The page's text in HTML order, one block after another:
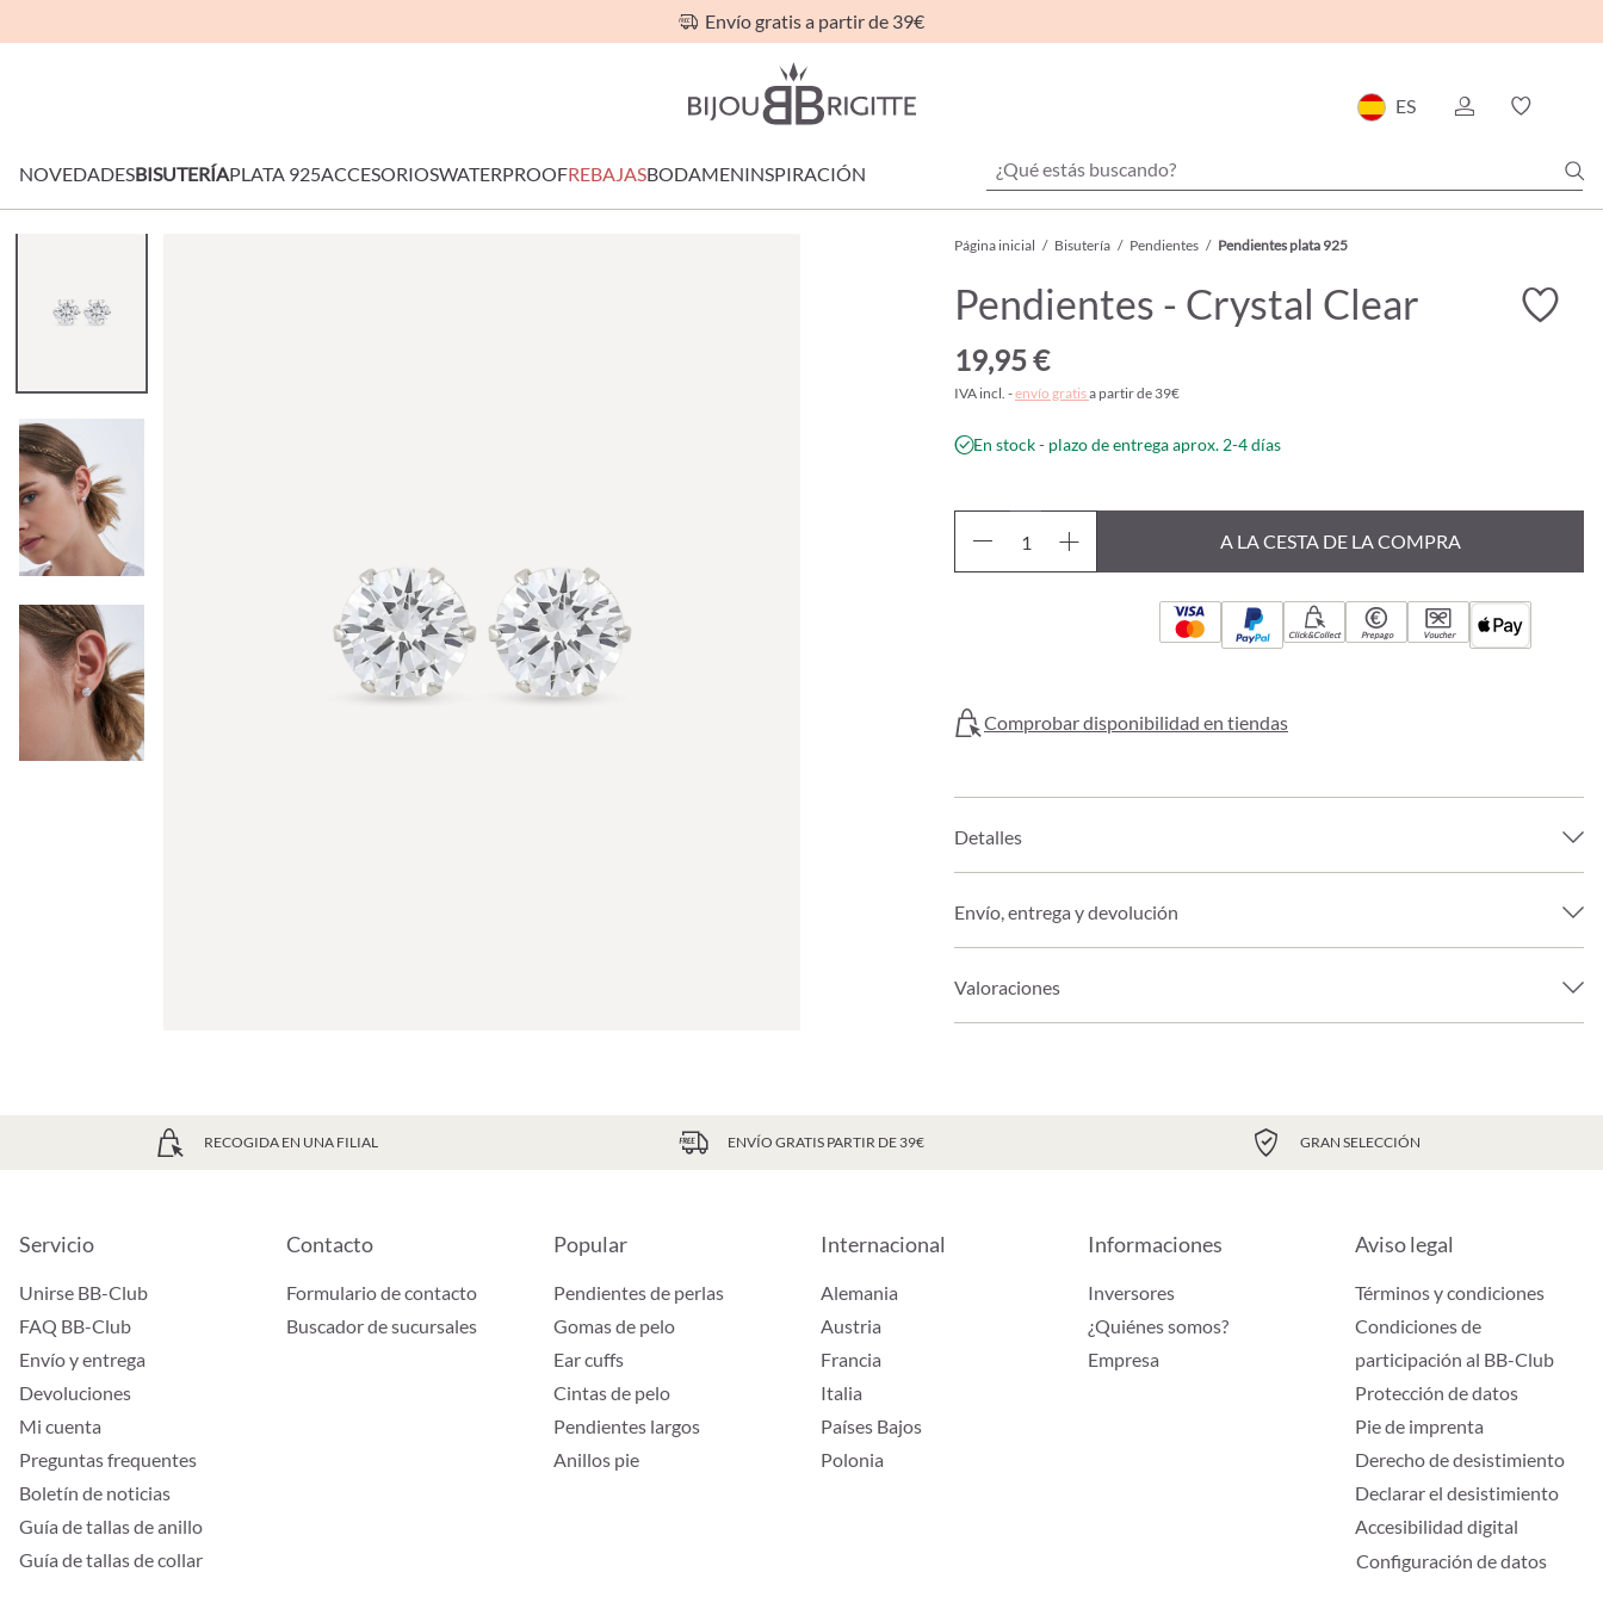
Envío gratis a partir de 39€
ES
NOVEDADESBISUTERÍAPLATA 925ACCESORIOSWATERPROOFREBAJASBODAMENINSPIRACIÓN
Página inicial / Bisutería / Pendientes / Pendientes plata 925
Pendientes - Crystal Clear
19,95 €
IVA incl. -envío gratisa partir de 39€
En stock - plazo de entrega aprox. 2-4 días
A LA CESTA DE LA COMPRA
Click&Collect Prepago Voucher
Comprobar disponibilidad en tiendas
Detalles
Envío, entrega y devolución
Valoraciones
RECOGIDA EN UNA FILIAL ENVÍO GRATIS PARTIR DE 39€ GRAN SELECCIÓN
Servicio
Unirse BB-Club
FAQ BB-Club
Envío y entrega
Devoluciones
Mi cuenta
Preguntas frequentes
Boletín de noticias
Guía de tallas de anillo
Guía de tallas de collar
Contacto
Formulario de contacto
Buscador de sucursales
Popular
Pendientes de perlas
Gomas de pelo
Ear cuffs
Cintas de pelo
Pendientes largos
Anillos pie
Internacional
Alemania
Austria
Francia
Italia
Países Bajos
Polonia
Informaciones
Inversores
¿Quiénes somos?
Empresa
Aviso legal
Términos y condiciones
Condiciones de
participación al BB-Club
Protección de datos
Pie de imprenta
Derecho de desistimiento
Declarar el desistimiento
Accesibilidad digital
Configuración de datos